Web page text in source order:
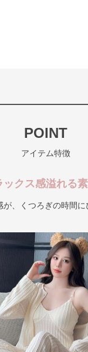
POINT
アイテム特徴
ックス感溢れる
、くつろぎの時間